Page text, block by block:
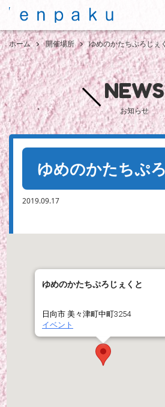
ホーム 開催場所 ゆめのかたちぷろじぇ
NEWS
お知らせ
ゆめのかたちぷ
2019.09.17
ゆめのかたちぷろじぇくと
日向市 美々津町中町3254
イベント